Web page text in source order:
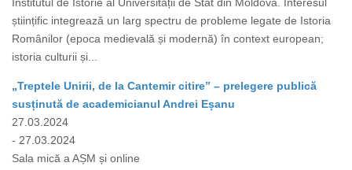
științific integrează un larg spectru de probleme legate de Istoria
Românilor (epoca medievală și modernă) în context european;
istoria culturii și...
„Treptele Unirii, de la Cantemir citire” – prelegere publică
susținută de academicianul Andrei Eșanu
27.03.2024
- 27.03.2024
Sala mică a AȘM și online